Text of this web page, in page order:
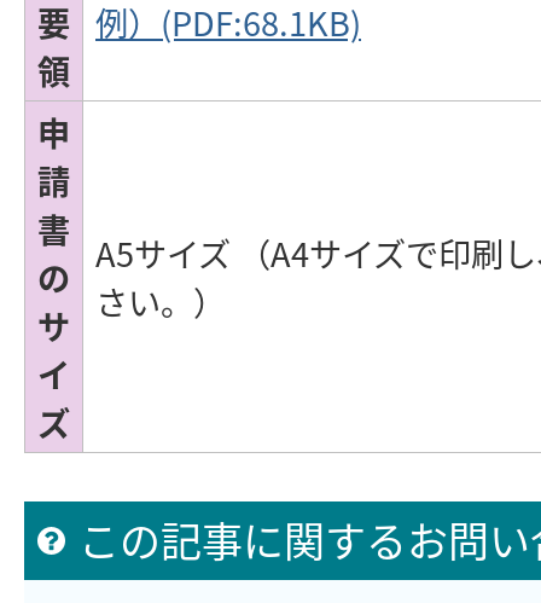
要
領
例）(PDF:68.1KB)
申
請
書
の
サ
イ
ズ
A5サイズ （A4サイズで印刷
さい。）
この記事に関するお問